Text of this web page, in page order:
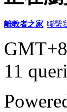
離教者之家 |聯繫
11